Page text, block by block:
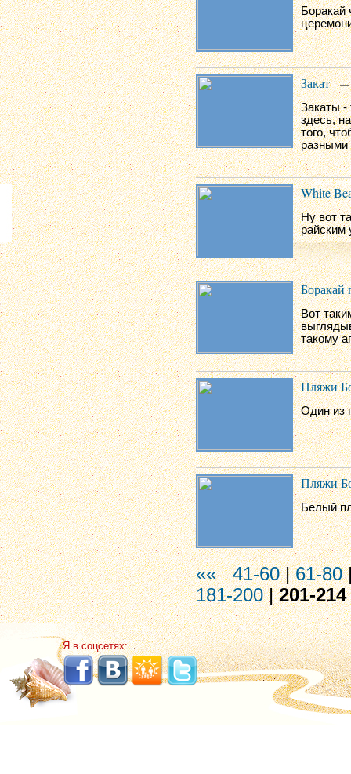
Боракай
Закат —
Закаты -
здесь,
того,
разными
White
Ну вот
райским
Боракай
Вот
такому
Пляжи
Один из
Пляжи
Белый
«« 41-60|61-80
181-200|201-214
Я в соцсетях: